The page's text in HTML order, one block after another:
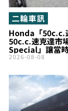
Honda「50c.c.
50c.c.速克達市
Special」讓當
二輪車訊
2026-08-08